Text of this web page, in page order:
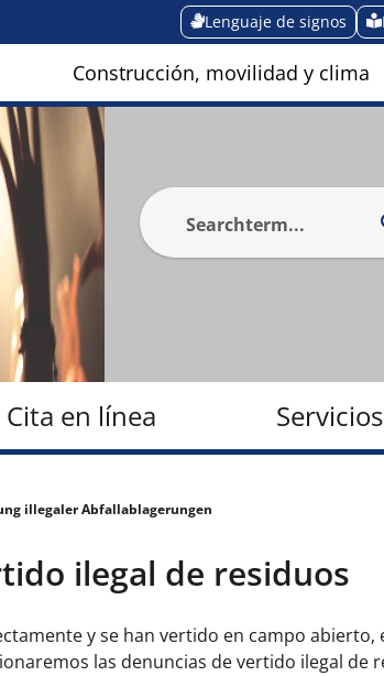
Lenguaje de signos
Construcción, movilidad y clima
Cita en línea
illegaler Abfallablagerungen
ilegal de residuos
y se han vertido en campo abierto,
las denuncias de vertido ilegal de